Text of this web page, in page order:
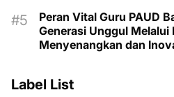
Peran Vital Guru PAUD
Generasi Unggul Melalui
Menyenangkan dan
Label List